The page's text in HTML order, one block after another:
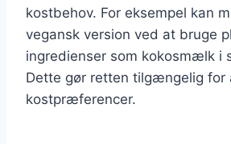
kostbehov. For eksempel kan
vegansk version ved at bruge
ingredienser som kokosmælk i
Dette gør retten tilgængelig for
kostpræferencer.